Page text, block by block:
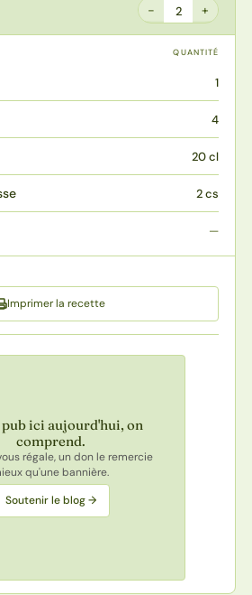
− 2 +
QUANTITÉ
1
4
20 cl
2 cs
—
Imprimer la recette
pub ici aujourd'hui, on
comprend.
régale, un don le remercie
qu'une bannière.
Soutenir le blog →